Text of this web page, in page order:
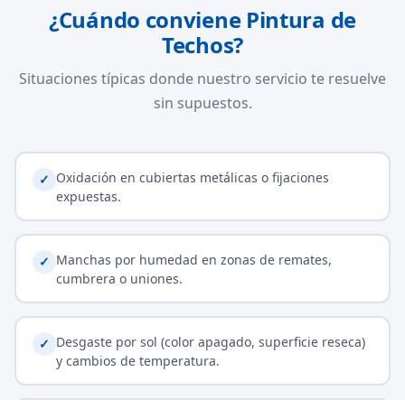
¿Cuándo conviene Pintura de
Techos?
Situaciones típicas donde nuestro servicio te resuelve
sin supuestos.
✓ Oxidación en cubiertas metálicas o fijaciones
expuestas.
✓ Manchas por humedad en zonas de remates,
cumbrera o uniones.
✓ Desgaste por sol (color apagado, superficie reseca)
y cambios de temperatura.